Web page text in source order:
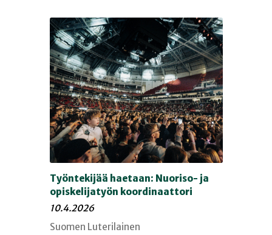
Työntekijää haetaan: Nuoriso- ja
opiskelijatyön koordinaattori
10.4.2026
Suomen Luterilainen